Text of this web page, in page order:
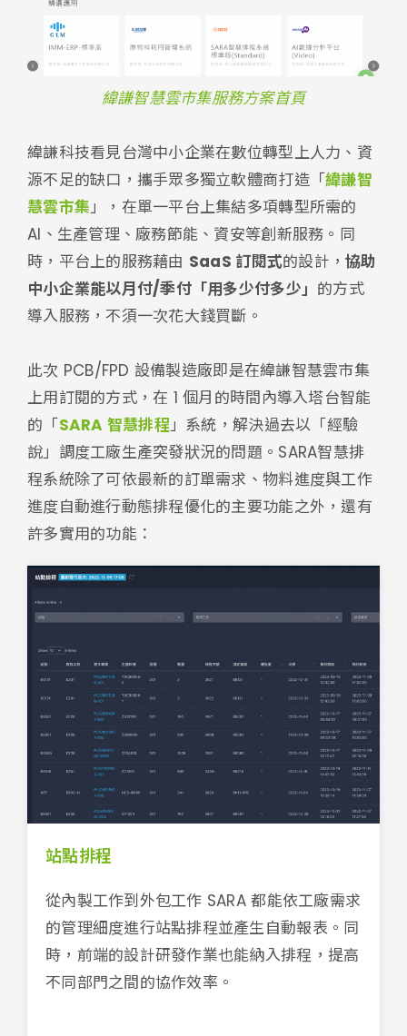
緯謙智慧雲市集服務方案首頁
緯謙科技看見台灣中小企業在數位轉型上人力、資
源不足的缺口，攜手眾多獨立軟體商打造「緯謙智
慧雲市集」，在單一平台上集結多項轉型所需的
AI、生產管理、廠務節能、資安等創新服務。同
時，平台上的服務藉由 SaaS 訂閱式的設計，協助
中小企業能以月付/季付「用多少付多少」 的方式
導入服務，不須一次花大錢買斷。
此次 PCB/FPD 設備製造廠即是在緯謙智慧雲市集
上用訂閱的方式，在 1 個月的時間內導入塔台智能
的「SARA 智慧排程」系統，解決過去以「經驗
說」調度工廠生產突發狀況的問題。SARA智慧排
程系統除了可依最新的訂單需求、物料進度與工作
進度自動進行動態排程優化的主要功能之外，還有
許多實用的功能：
站點排程
從內製工作到外包工作 SARA 都能依工廠需求
的管理細度進行站點排程並產生自動報表。同
時，前端的設計研發作業也能納入排程，提高
不同部門之間的協作效率。